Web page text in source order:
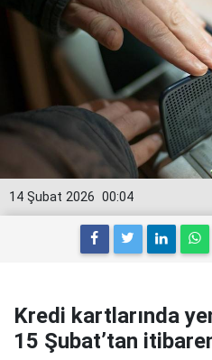
00:04
14 Şubat 2026
Kredi kartlarında
15 Şubat’tan